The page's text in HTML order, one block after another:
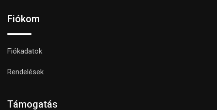
Fiókom
Fiókadatok
Rendelések
Támogatás